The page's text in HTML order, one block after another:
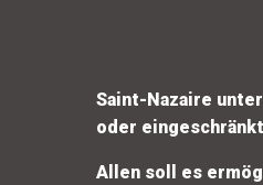
Saint-Nazaire
oder
Allen soll es